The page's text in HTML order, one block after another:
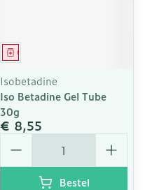
Geneesmiddel
Isobetadine
Iso Betadine Gel Tube
30g
€ 8,55
Aantal
Bestel